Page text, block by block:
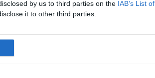
by us to third parties on the IAB’s List of
it to other third parties.
este invocată
independență trebuie
eşti independent, nu vine